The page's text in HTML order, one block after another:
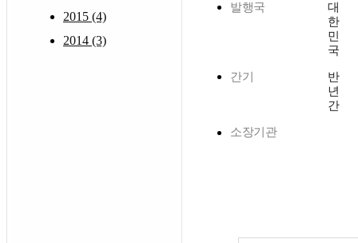
2015 (4)
2014 (3)
발행국
대
한
민
국
간기
반
년
간
소장기관